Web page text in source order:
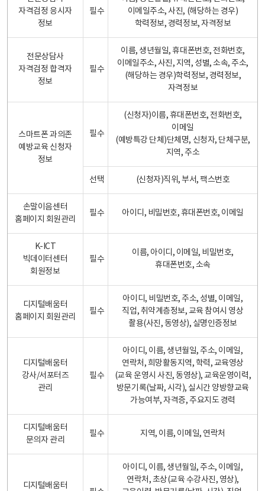
자격검정 응시자
정보
필수
이메일주소, 사진, (해당하는 경우)
학력정보, 경력정보, 자격정보
전문상담사
자격검정 합격자
정보
필수
이름, 생년월일, 휴대폰번호, 전화번호,
이메일주소, 사진, 지역, 성별, 소속, 주소,
(해당하는 경우)학력정보, 경력정보,
자격정보
스마트폰 과의존
예방교육 신청자
정보
필수
(신청자)이름, 휴대폰번호, 전화번호,
이메일
(예방특강 단체)단체명, 신청자, 단체구분,
지역, 주소
선택 (신청자)직위, 부서, 팩스번호
손말이음센터
홈페이지 회원관리
필수 아이디, 비밀번호, 휴대폰번호, 이메일
K-ICT
빅데이터센터
회원정보
필수
이름, 아이디, 이메일, 비밀번호,
휴대폰번호, 소속
디지털배움터
홈페이지 회원관리
필수
아이디, 비밀번호, 주소, 성별, 이메일,
직업, 취약계층정보, 교육 참여시 영상
촬용(사진, 동영상), 실명인증정보
디지털배움터
강사/서포터즈
관리
필수
아이디, 이름, 생년월일, 주소, 이메일,
연락처, 희망활동지역, 학력, 교육영상
(교육 운영시 사진, 동영상), 교육운영이력,
방문기록(날짜, 시각), 실시간 양방향교육
가능여부, 자격증, 주요지도 경력
디지털배움터
문의자 관리
필수 지역, 이름, 이메일, 연락처
디지털배움터
아이디, 이름, 생년월일, 주소, 이메일,
연락처, 초상(교육 수강사진, 영상),